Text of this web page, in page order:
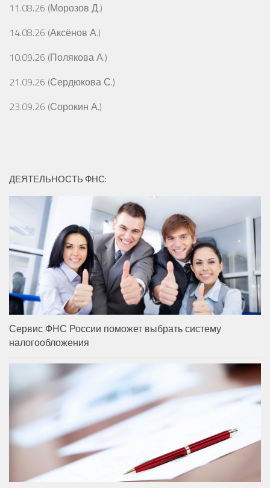
11.08.26 (Морозов Д.)
14.08.26 (Аксёнов А.)
10.09.26 (Полякова А.)
21.09.26 (Сердюкова С.)
23.09.26 (Сорокин А.)
ДЕЯТЕЛЬНОСТЬ ФНС:
Сервис ФНС России поможет выбрать систему
налогообложения